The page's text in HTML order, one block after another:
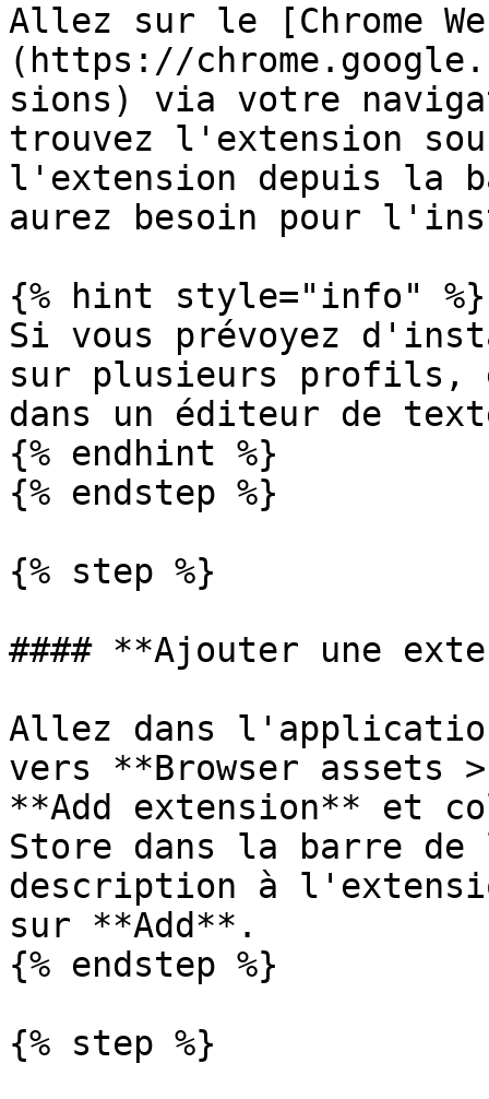
Allez sur le [Chrome
(https://
sions) via votre
trouvez l'extension
l'extension depuis la
aurez besoin pour
{% hint style="info" %}
Si vous prévoyez
sur plusieurs profils,
dans un éditeur de
{% endhint %}
{% endstep %}
{% step %}
#### **Ajouter une
Allez dans
vers **Browser assets
**Add extension** et
Store dans la barre de
description à
sur **Add**.
{% endstep %}
{% step %}